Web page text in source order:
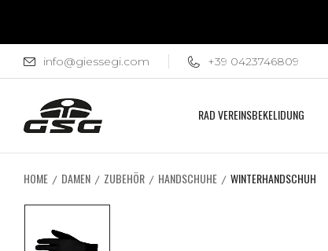
info@giessegi.com +39 0423746809
RAD VEREINSBEKELIDUNG
HOME DAMEN ZUBEHÖR HANDSCHUHE WINTERHANDSCHUH